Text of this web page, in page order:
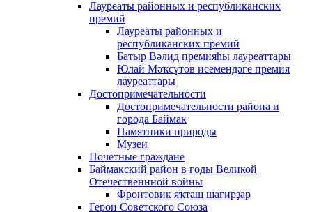
Лауреаты районных и республиканских
премий
Лауреаты районных и
республиканских премий
Батыр Вәлид премияһы лауреаттары
Юлай Мәҡсүтов исемендәге премия
лауреаттары
Достопримечательности
Достопримечательности района и
города Баймак
Памятники природы
Музеи
Почетные граждане
Баймакский район в годы Великой
Отечественнной войны
Фронтовик яҡташ шағирҙар
Герои Советского Союза